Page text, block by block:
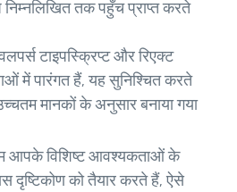
तक पहुँच प्राप्त करते
टाइपस्क्रिप्ट और रिएक्ट
में पारंगत हैं, यह सुनिश्चित करते
मानकों के अनुसार बनाया गया
आपके विशिष्ट आवश्यकताओं के
दृष्टिकोण को तैयार करते हैं, ऐसे